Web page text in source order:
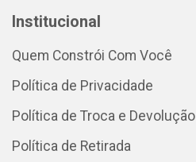
Institucional
Quem Constrói Com Você
Política de Privacidade
Política de Troca e Devolução
Política de Retirada